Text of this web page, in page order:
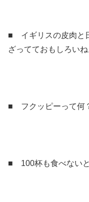
■ イギリスの皮肉と
ざってておもしろいね
■ フクッピーって何
■ 100杯も食べない